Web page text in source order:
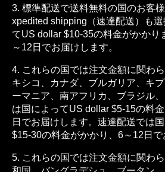
3. 標準配送で送料無料の国のお客
xpedited shipping （速達配送）も
てUS dollar $10-35の料金がかかり
～12日でお届けします。
4. これらの国では注文金額に関わ
キシコ、カナダ、ブルガリア、キ
ーマニア、南アフリカ、ブラジル
は国によってUS dollar $5-15の料
日でお届けします。速達配送では
$15-30の料金がかかり、6～12日で
5. これらの国では注文金額に関わ